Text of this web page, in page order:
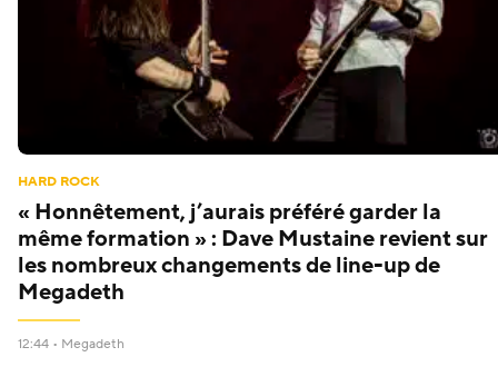
HARD ROCK
« Honnêtement, j’aurais préféré garder la
même formation » : Dave Mustaine revient sur
les nombreux changements de line-up de
Megadeth
12:44 • Megadeth